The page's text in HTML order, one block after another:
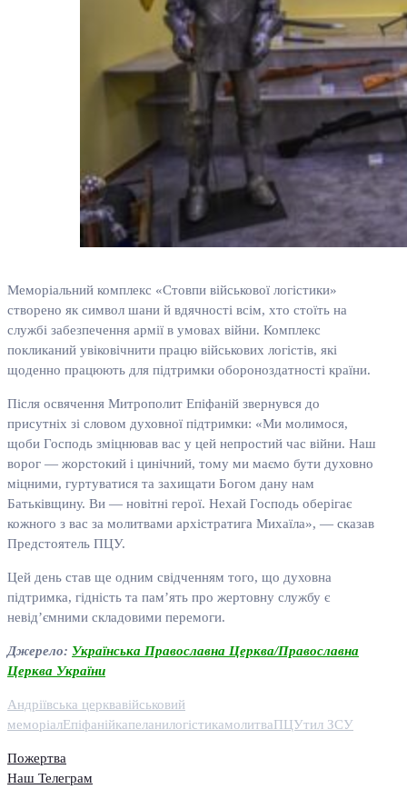
Меморіальний комплекс «Стовпи військової логістики»
створено як символ шани й вдячності всім, хто стоїть на
службі забезпечення армії в умовах війни. Комплекс
покликаний увіковічнити працю військових логістів, які
щоденно працюють для підтримки обороноздатності країни.
Після освячення Митрополит Епіфаній звернувся до
присутніх зі словом духовної підтримки: «Ми молимося,
щоби Господь зміцнював вас у цей непростий час війни. Наш
ворог — жорстокий і цинічний, тому ми маємо бути духовно
міцними, гуртуватися та захищати Богом дану нам
Батьківщину. Ви — новітні герої. Нехай Господь оберігає
кожного з вас за молитвами архістратига Михаїла», — сказав
Предстоятель ПЦУ.
Цей день став ще одним свідченням того, що духовна
підтримка, гідність та пам’ять про жертовну службу є
невід’ємними складовими перемоги.
Джерело: Українська Православна Церква/Православна
Церква України
Андріївська церквавійськовий
меморіалЕпіфанійкапеланилогістикамолитваПЦУтил ЗСУ
Пожертва
Наш Телеграм